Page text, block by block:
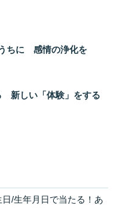
ちに 感情の浄化を
新しい「体験」をする
日/生年月日で当たる！あ